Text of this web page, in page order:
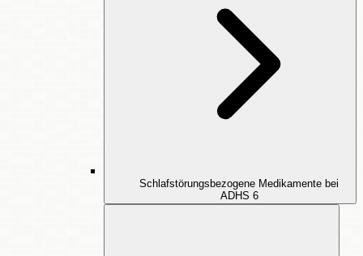
Schlafstörungsbezogene Medikamente bei
ADHS 6